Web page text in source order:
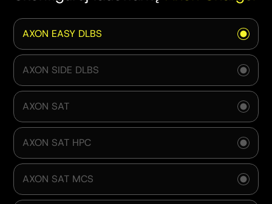
AXON EASY DLBS
AXON SIDE DLBS
AXON SAT
AXON SAT HPC
AXON SAT MCS